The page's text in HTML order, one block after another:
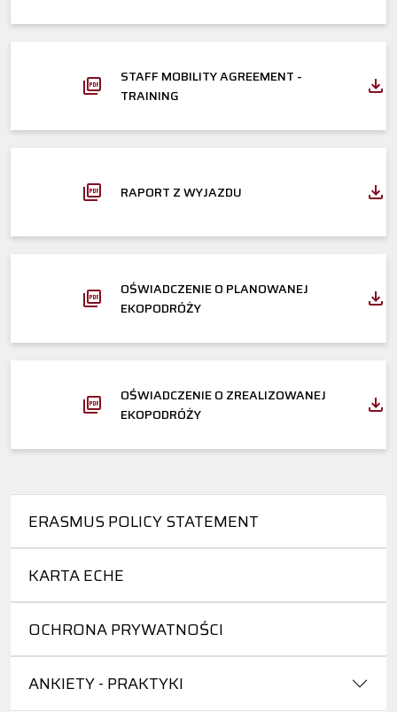
ERASMUS POLICY STATEMENT
KARTA ECHE
OCHRONA PRYWATNOŚCI
ANKIETY - PRAKTYKI
STAFF MOBILITY AGREEMENT -
TRAINING
RAPORT Z WYJAZDU
OŚWIADCZENIE O PLANOWANEJ
EKOPODRÓŻY
OŚWIADCZENIE O ZREALIZOWANEJ
EKOPODRÓŻY